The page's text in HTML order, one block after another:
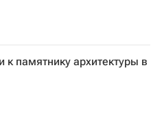
памятнику архитектуры в